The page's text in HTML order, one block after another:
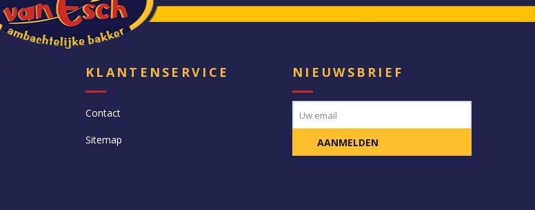
KLANTENSERVICE
Contact
Sitemap
NIEUWSBRIEF